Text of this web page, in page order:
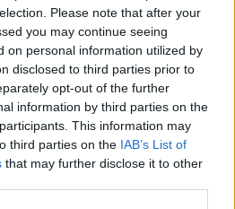
Please note that after your
you may continue seeing
on personal information utilized by
disclosed to third parties prior to
opt-out of the further
information by third parties on the
This information may
third parties on the IAB’s List of
that may further disclose it to other
topic i en tråd med titeln
att Fosse skulle vara en dålig
Reg: Dec 2024
inte att det var bra skrivet, förutom
föll mig på läppen. Möjligt att han
säga nej till detsamma.